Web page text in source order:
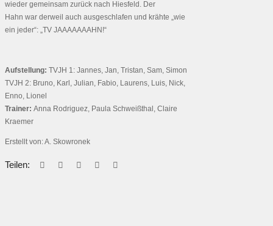
wieder gemeinsam zurück nach Hiesfeld. Der
Hahn war derweil auch ausgeschlafen und krähte „wie
ein jeder“: „TV JAAAAAAAHN!“
Aufstellung: TVJH 1: Jannes, Jan, Tristan, Sam, Simon
TVJH 2: Bruno, Karl, Julian, Fabio, Laurens, Luis, Nick,
Enno, Lionel
Trainer: Anna Rodriguez, Paula Schweißthal, Claire
Kraemer
Erstellt von: A. Skowronek
Teilen: